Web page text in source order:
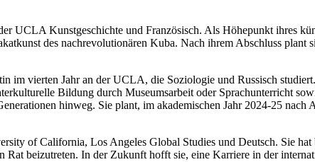
UCLA Kunstgeschichte und Französisch. Als Höhepunkt ihres
des nachrevolutionären Kuba. Nach ihrem Abschluss
im vierten Jahr an der UCLA, die Soziologie und Russisch
Bildung durch Museumsarbeit oder Sprachunterricht
hinweg. Sie plant, im akademischen Jahr 2024-25
of California, Los Angeles Global Studies und Deutsch. Sie
Rat beizutreten. In der Zukunft hofft sie, eine Karriere in der